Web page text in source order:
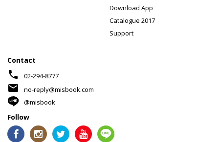
Download App
Catalogue 2017
Support
Contact
phone 02-294-8777
mail
no-reply@misbook.com
@misbook
Follow